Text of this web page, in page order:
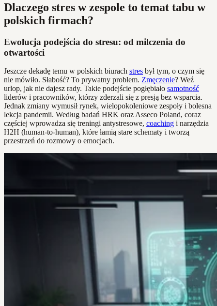
Dlaczego stres w zespole to temat tabu w
polskich firmach?
Ewolucja podejścia do stresu: od milczenia do
otwartości
Jeszcze dekadę temu w polskich biurach stres był tym, o czym się
nie mówiło. Słabość? To prywatny problem. Zmęczenie? Weź
urlop, jak nie dajesz rady. Takie podejście pogłębiało samotność
liderów i pracowników, którzy zderzali się z presją bez wsparcia.
Jednak zmiany wymusił rynek, wielopokoleniowe zespoły i bolesna
lekcja pandemii. Według badań HRK oraz Asseco Poland, coraz
częściej wprowadza się treningi antystresowe, coaching i narzędzia
H2H (human-to-human), które łamią stare schematy i tworzą
przestrzeń do rozmowy o emocjach.